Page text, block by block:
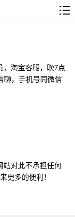
淘宝客服，晚7点
聊，手机号同微信
站对此不承担任何
更多的便利！